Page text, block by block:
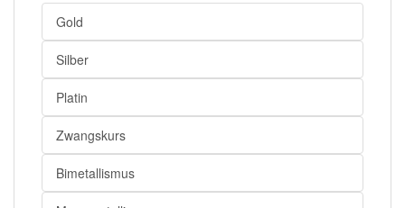
Gold
Silber
Platin
Zwangskurs
Bimetallismus